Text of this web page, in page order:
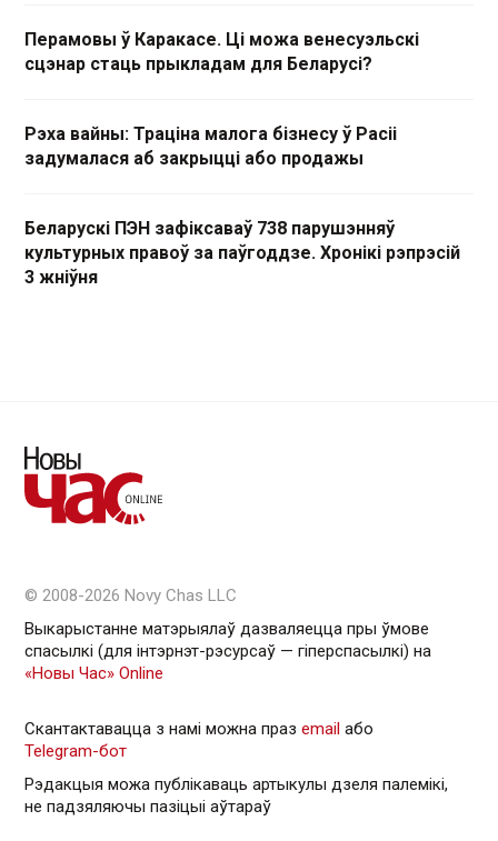
Перамовы ў Каракасе. Ці можа венесуэльскі
сцэнар стаць прыкладам для Беларусі?
Рэха вайны: Траціна малога бізнесу ў Расіі
задумалася аб закрыцці або продажы
Беларускі ПЭН зафіксаваў 738 парушэнняў
культурных правоў за паўгоддзе. Хронікі рэпрэсій
3 жніўня
© 2008-2026 Novy Chas LLC
Выкарыстанне матэрыялаў дазваляецца пры ўмове
спасылкі (для інтэрнэт-рэсурсаў — гiперспасылкi) на
«Новы Час» Online
Скантактавацца з намі можна праз email або
Telegram-бот
Рэдакцыя можа публікаваць артыкулы дзеля палемікі,
не падзяляючы пазіцыі аўтараў